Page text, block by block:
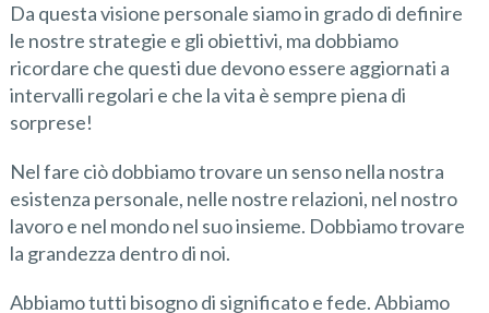
Da questa visione personale siamo in grado di definire
le nostre strategie e gli obiettivi, ma dobbiamo
ricordare che questi due devono essere aggiornati a
intervalli regolari e che la vita è sempre piena di
sorprese!
Nel fare ciò dobbiamo trovare un senso nella nostra
esistenza personale, nelle nostre relazioni, nel nostro
lavoro e nel mondo nel suo insieme. Dobbiamo trovare
la grandezza dentro di noi.
Abbiamo tutti bisogno di significato e fede. Abbiamo